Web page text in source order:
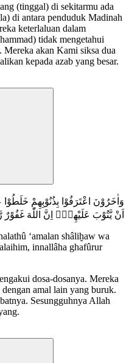
(tinggal) di sekitarmu ada
di antara penduduk Madinah
keterlaluan dalam
tidak mengetahui
akan Kami siksa dua
kepada azab yang besar.
وَاٰخَرُوْنَ اعْتَرَفُوْا بِذُنُوْبِهِمْ
اَنْ يَّتُوْبَ عَلَيْهِمْۗ اِنَّ اللّٰهَ غَفُوْرٌ
‘amalan shâliḫaw wa
innallâha ghafûrur
dosa-dosanya. Mereka
amal lain yang buruk.
Sesungguhnya Allah